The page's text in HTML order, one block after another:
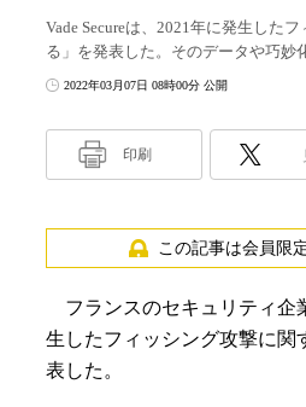
Vade Secureは、2021年に発生した
る」を発表した。そのデータや巧妙
2022年03月07日 08時00分 公開
印刷
この記事は会員限
フランスのセキュリティ企
生したフィッシング攻撃に関
表した。